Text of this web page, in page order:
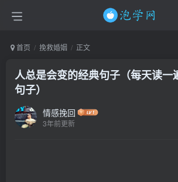
首页 挽救婚姻 正文
人总是会变的经典句子（每天读一
句子）
情感挽回
3年前更新